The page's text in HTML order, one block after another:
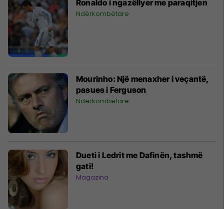
Ronaldo i ngazëllyer me paraqitjen
Ndërkombëtare
Mourinho: Një menaxher i veçantë,
pasues i Ferguson
Ndërkombëtare
Dueti i Ledrit me Dafinën, tashmë
gati!
Magazina